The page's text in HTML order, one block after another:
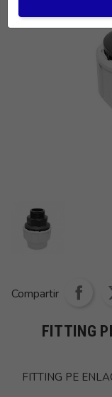
Compartir
FITTING
FITTING PE